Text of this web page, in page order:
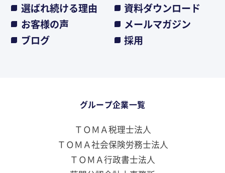
選ばれ続ける理由
資料ダウンロード
お客様の声
メールマガジン
ブログ
採用
グループ企業一覧
ＴＯＭＡ税理士法人
ＴＯＭＡ社会保険労務士法人
ＴＯＭＡ行政書士法人